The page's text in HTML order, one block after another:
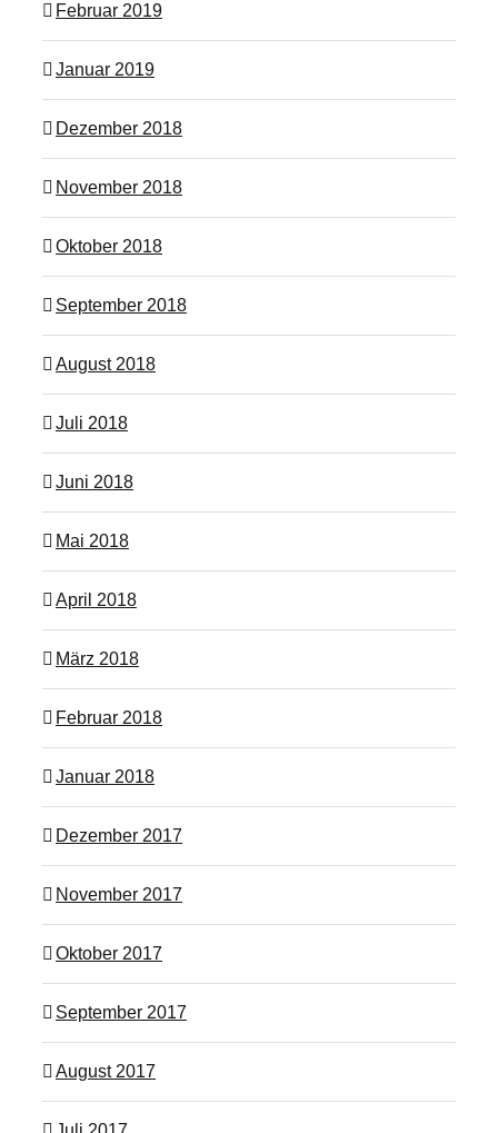
Februar 2019
Januar 2019
Dezember 2018
November 2018
Oktober 2018
September 2018
August 2018
Juli 2018
Juni 2018
Mai 2018
April 2018
März 2018
Februar 2018
Januar 2018
Dezember 2017
November 2017
Oktober 2017
September 2017
August 2017